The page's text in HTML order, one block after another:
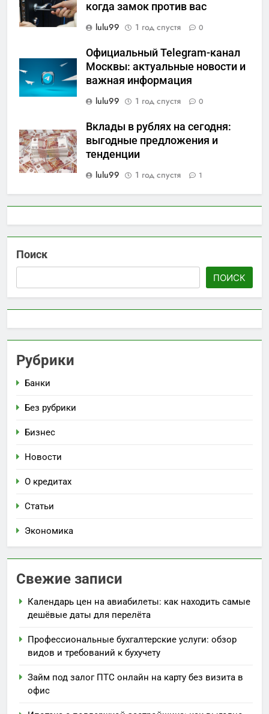
когда замок против вас
lulu99
1 год спустя 0
Официальный Telegram-канал
Москвы: актуальные новости и
важная информация
lulu99
1 год спустя 0
Вклады в рублях на сегодня:
выгодные предложения и
тенденции
lulu99
1 год спустя 1
Поиск
ПОИСК
Рубрики
Банки
Без рубрики
Бизнес
Новости
О кредитах
Статьи
Экономика
Свежие записи
Календарь цен на авиабилеты: как находить самые
дешёвые даты для перелёта
Профессиональные бухгалтерские услуги: обзор
видов и требований к бухучету
Займ под залог ПТС онлайн на карту без визита в
офис